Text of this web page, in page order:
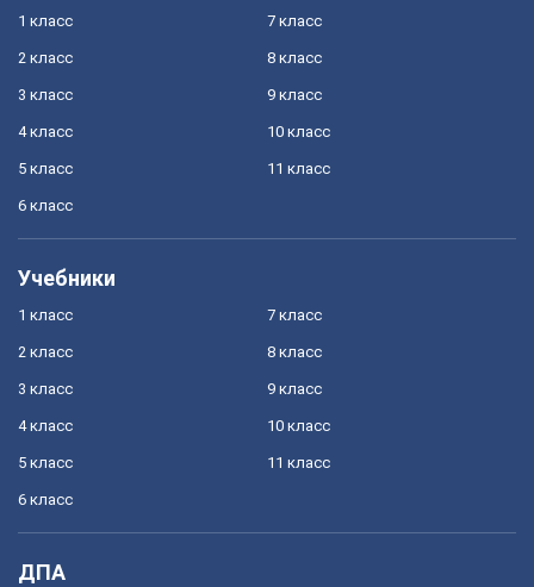
1 класс
2 класс
3 класс
4 класс
5 класс
6 класс
7 класс
8 класс
9 класс
10 класс
11 класс
Учебники
1 класс
2 класс
3 класс
4 класс
5 класс
6 класс
7 класс
8 класс
9 класс
10 класс
11 класс
ДПА